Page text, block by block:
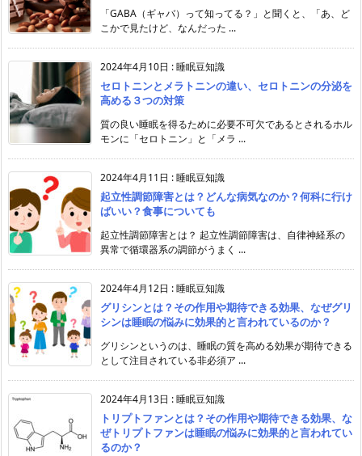
「GABA（ギャバ）って知ってる？」と聞くと、「あ、ど
こかで見たけど、なんだった ...
2024年4月10日 :睡眠豆知識
セロトニンとメラトニンの違い、セロトニンの分泌を
高める３つの対策
質の良い睡眠を得るために必要不可欠であるとされるホル
モンに「セロトニン」と「メラ ...
2024年4月11日 :睡眠豆知識
起立性調節障害とは？どんな病気なのか？何科に行け
ばいい？食事についても
起立性調節障害とは？ 起立性調節障害は、自律神経系の
異常で循環器系の調節がうまく ...
2024年4月12日 :睡眠豆知識
グリシンとは？その作用や期待できる効果、なぜグリ
シンは睡眠の悩みに効果的と言われているのか？
グリシンというのは、睡眠の質を高める効果が期待できる
として注目されている非必須ア ...
2024年4月13日 :睡眠豆知識
トリプトファンとは？その作用や期待できる効果、な
ぜトリプトファンは睡眠の悩みに効果的と言われてい
るのか？